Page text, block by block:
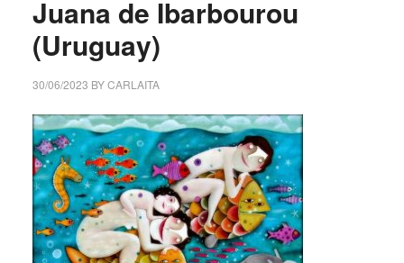
Juana de Ibarbourou
(Uruguay)
30/06/2023 BYCARLAITA